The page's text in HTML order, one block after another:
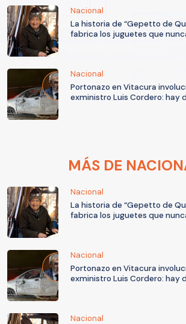
Nacional
La historia de “Gepetto de
fabrica los juguetes que
Nacional
Portonazo en Vitacura
exministro Luis Cordero: hay
MÁS DE
Nacional
La historia de “Gepetto de
fabrica los juguetes que
Nacional
Portonazo en Vitacura
exministro Luis Cordero: hay
Nacional